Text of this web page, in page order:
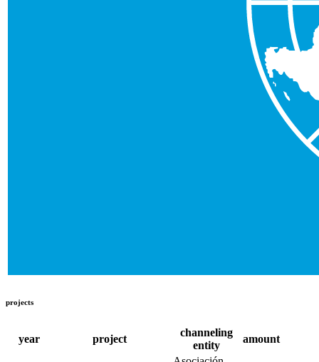
projects
year project
channeling
entity
amount